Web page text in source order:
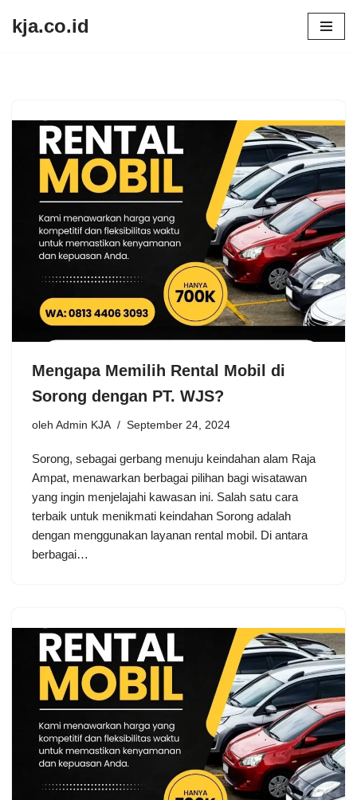
kja.co.id
Mengapa Memilih Rental Mobil di
Sorong dengan PT. WJS?
oleh Admin KJA September 24, 2024
Sorong, sebagai gerbang menuju keindahan alam Raja
Ampat, menawarkan berbagai pilihan bagi wisatawan
yang ingin menjelajahi kawasan ini. Salah satu cara
terbaik untuk menikmati keindahan Sorong adalah
dengan menggunakan layanan rental mobil. Di antara
berbagai…